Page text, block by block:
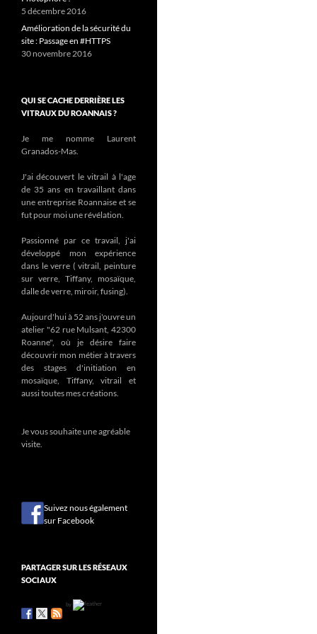
5 décembre 2016
Amélioration de la sécurité du
site : Passage en #HTTPS
30 novembre 2016
QUI SE CACHE DERRIÈRE LES
VITRAUX DU ROANNAIS ?
Je me nomme Laurent
Granados-Mas.
J'ai découvert le vitrail à l'age
de 35 ans en travaillant dans
une entreprise Roannaise et se
fut pour moi une révélation.
Passionné par ce travail, j'ai
développé mon expérience
dans le verre ( vitrail, peinture
sur verre, Tiffany, mosaïque,
dalle de verre, miroir, fusing).
Aujourd'hui à 52 ans j'ouvre un
atelier "62 rue Mulsant, 42300
Roanne", où je désire faire
découvrir mon métier à travers
des stages d'initiation en
mosaïque, Tiffany, vitrail et
aussi toutes mes créations.
Je vous souhaite une agréable
visite.
Suivez nous également
sur Facebook
PARTAGER SUR LES RÉSEAUX
SOCIAUX
by